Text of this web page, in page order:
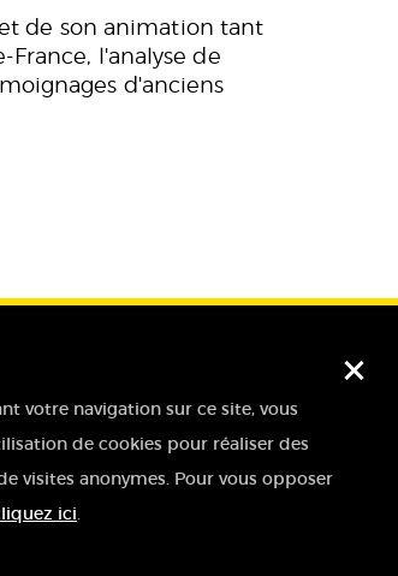
votre navigation sur ce site, vous
de cookies pour réaliser des
visites anonymes. Pour vous opposer
ici.
de son animation tant
l'analyse de
d'anciens